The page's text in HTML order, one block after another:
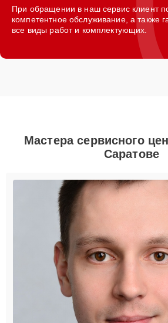
При обращении в наш сервис клиент
компетентное обслуживание, а также
все виды работ и комплектующих.
Мастера сервисного
Саратове